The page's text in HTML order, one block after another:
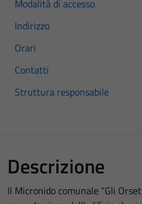
Modalità di accesso
Indirizzo
Orari
Contatti
Struttura responsabile
Descrizione
Il Micronido comunale “Gli